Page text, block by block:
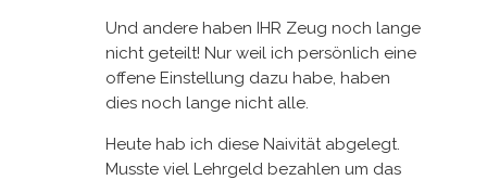
Und andere haben IHR Zeug noch lange
nicht geteilt! Nur weil ich persönlich eine
offene Einstellung dazu habe, haben
dies noch lange nicht alle.
Heute hab ich diese Naivität abgelegt.
Musste viel Lehrgeld bezahlen um das